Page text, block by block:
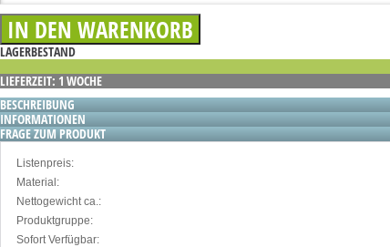
LAGERBESTAND
LIEFERZEIT: 1 WOCHE
BESCHREIBUNG
INFORMATIONEN
FRAGE ZUM PRODUKT
Listenpreis:
Material:
Nettogewicht ca.:
Produktgruppe:
Sofort Verfügbar: